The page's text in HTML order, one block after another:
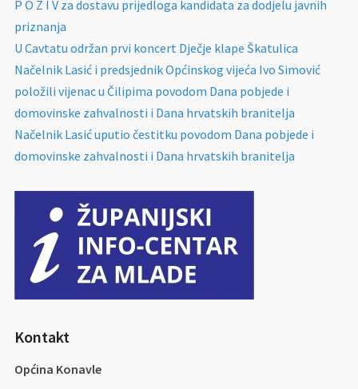
P O Z I V za dostavu prijedloga kandidata za dodjelu javnih
priznanja
U Cavtatu održan prvi koncert Dječje klape Škatulica
Načelnik Lasić i predsjednik Općinskog vijeća Ivo Simović
položili vijenac u Čilipima povodom Dana pobjede i
domovinske zahvalnosti i Dana hrvatskih branitelja
Načelnik Lasić uputio čestitku povodom Dana pobjede i
domovinske zahvalnosti i Dana hrvatskih branitelja
Kontakt
Općina Konavle